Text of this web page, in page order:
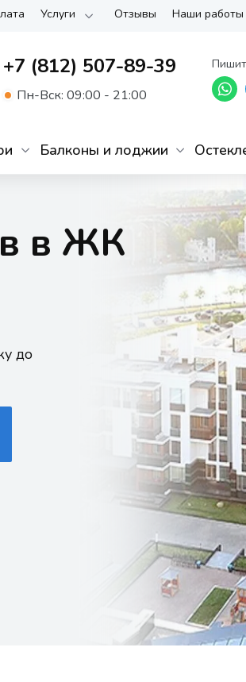
+7 (812) 507-89-39
Пн-Вск: 09:00 - 21:00
Балконы и лоджии
Услуги Отзывы Наши работы
в ЖК
до